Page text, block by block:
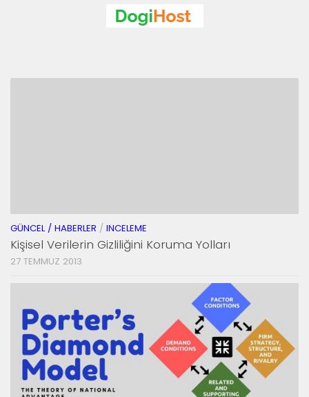
GÜNCEL / HABERLER / INCELEME
Kişisel Verilerin Gizliliğini Koruma Yolları
27 TEMMUZ 2013